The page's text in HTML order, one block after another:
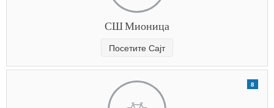
СШ Мионица
Посетите Сајт
8